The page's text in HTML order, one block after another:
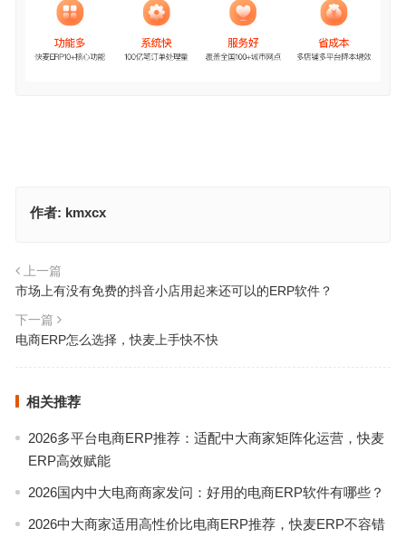
作者: kmxcx
上一篇
市场上有没有免费的抖音小店用起来还可以的ERP软件？
下一篇
电商ERP怎么选择，快麦上手快不快
相关推荐
2026多平台电商ERP推荐：适配中大商家矩阵化运营，快麦
ERP高效赋能
2026国内中大电商商家发问：好用的电商ERP软件有哪些？
2026中大商家适用高性价比电商ERP推荐，快麦ERP不容错